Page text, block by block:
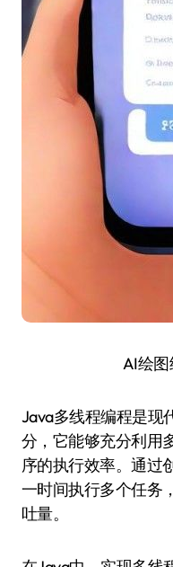
AI绘
Java多线程编程是现
分，它能够充分利用
序的执行效率。通过
一时间执行多个任务
吐量。